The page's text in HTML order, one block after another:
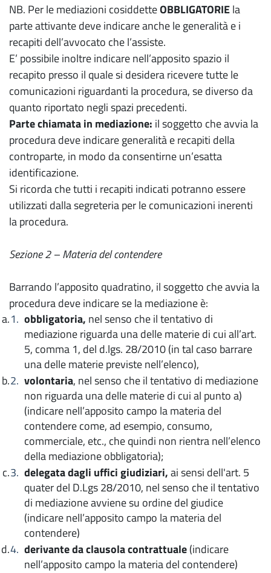
NB. Per le mediazioni cosiddetteOBBLIGATORIEla
parte attivante deve indicare anche le generalità e i
recapiti dell’avvocato che l’assiste.
E’ possibile inoltre indicare nell’apposito spazio il
recapito presso il quale si desidera ricevere tutte le
comunicazioni riguardanti la procedura, se diverso da
quanto riportato negli spazi precedenti.
Parte chiamata in mediazione: il soggetto che avvia la
procedura deve indicare generalità e recapiti della
controparte, in modo da consentirne un’esatta
identificazione.
Si ricorda che tutti i recapiti indicati potranno essere
utilizzati dalla segreteria per le comunicazioni inerenti
la procedura.
Sezione 2 – Materia del contendere
Barrando l’apposito quadratino, il soggetto che avvia la
procedura deve indicare se la mediazione è:
obbligatoria, nel senso che il tentativo di
mediazione riguarda una delle materie di cui all’art.
5, comma 1, del d.lgs. 28/2010 (in tal caso barrare
una delle materie previste nell’elenco),
volontaria, nel senso che il tentativo di mediazione
non riguarda una delle materie di cui al punto a)
(indicare nell’apposito campo la materia del
contendere come, ad esempio, consumo,
commerciale, etc., che quindi non rientra nell’elenco
della mediazione obbligatoria);
delegata dagli uffici giudiziari,ai sensi dell'art. 5
quater del D.Lgs 28/2010, nel senso che il tentativo
di mediazione avviene su ordine del giudice
(indicare nell’apposito campo la materia del
contendere)
derivante da clausola contrattuale(indicare
nell’apposito campo la materia del contendere)